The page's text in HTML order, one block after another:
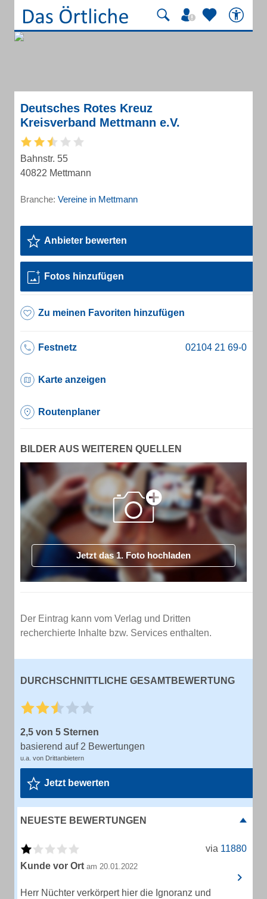
Deutsches Rotes Kreuz
Kreisverband Mettmann e.V.
Bahnstr. 55
40822 Mettmann
Branche: Vereine in Mettmann
Anbieter bewerten
Fotos hinzufügen
Zu meinen Favoriten hinzufügen
Festnetz
Karte anzeigen
Routenplaner
BILDER AUS WEITEREN QUELLEN
Jetzt das 1. Foto hochladen
Der Eintrag kann vom Verlag und Dritten
recherchierte Inhalte bzw. Services enthalten.
DURCHSCHNITTLICHE GESAMTBEWERTUNG
2,5 von 5 Sternen
basierend auf 2 Bewertungen
u.a. von Drittanbietern
Jetzt bewerten
NEUESTE BEWERTUNGEN
via 11880
Kunde vor Ort am 20.01.2022
Herr Nüchter verkörpert hier die Ignoranz und